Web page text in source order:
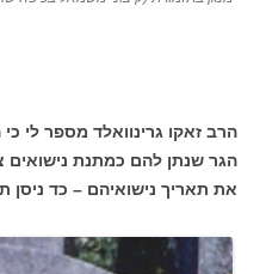
הרב זאקו גרינוואלד מספר לי כי
הגר שנתן להם כמתנת נישואים
את תאריך נישואיהם – כד ניסן תרפה